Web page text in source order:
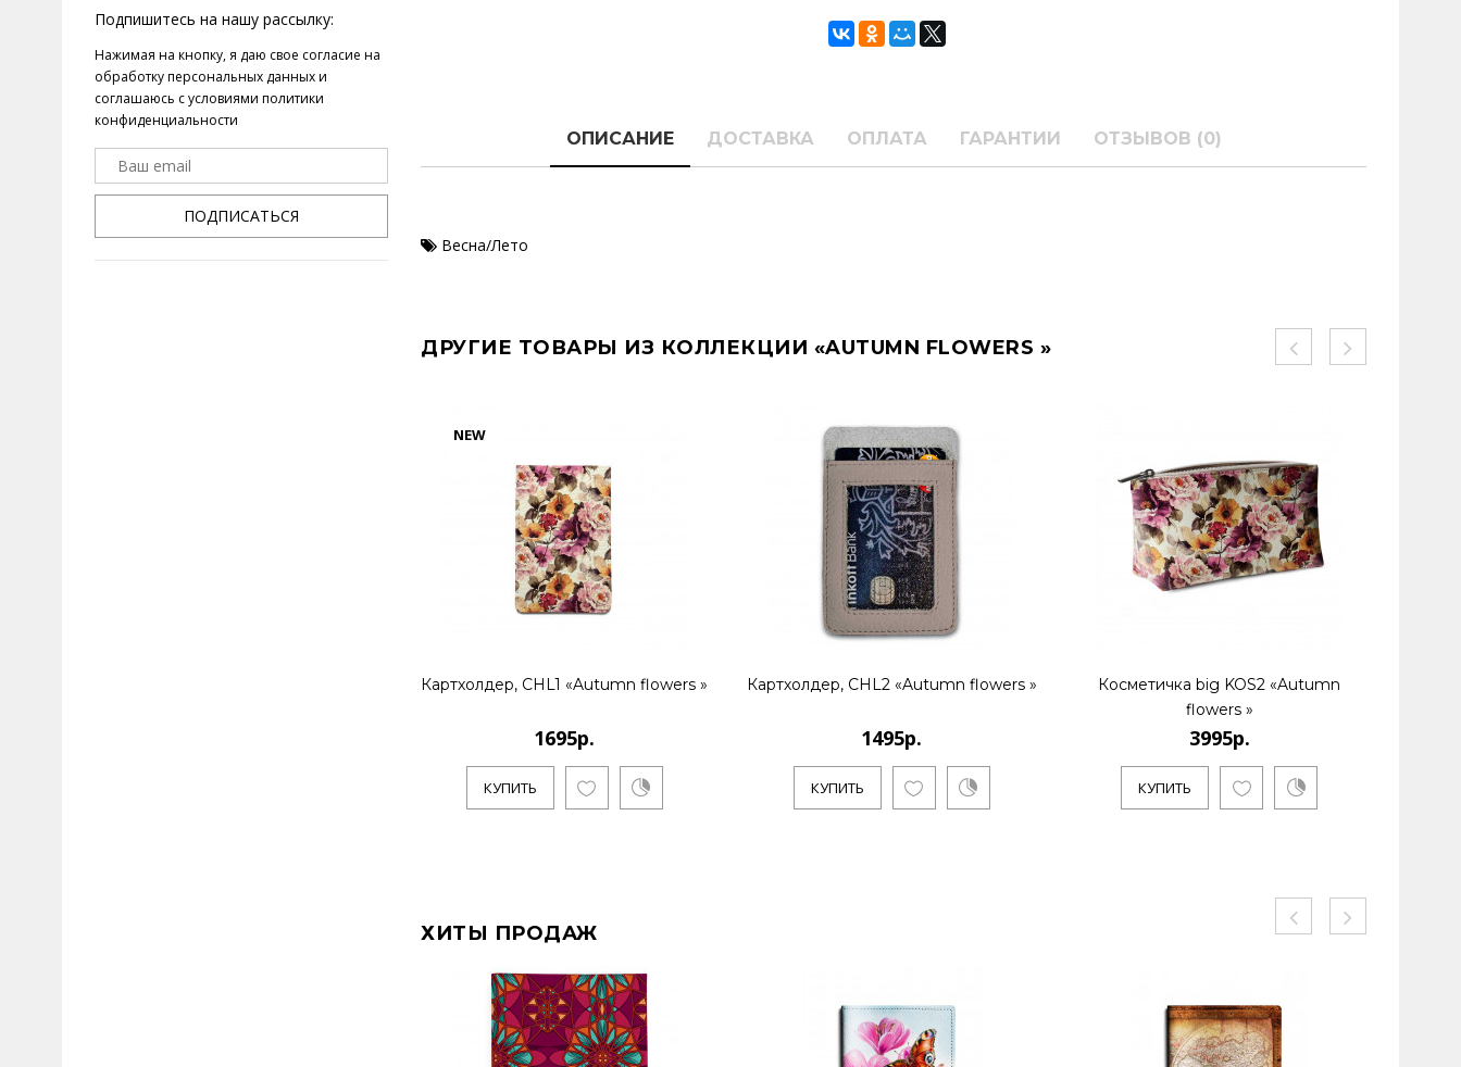
Подпишитесь на нашу рассылку:
Нажимая на кнопку, я даю свое согласие на
обработку персональных данныхи
соглашаюсь с условиями политики
конфиденциальности
ПОДПИСАТЬСЯ
ОПИСАНИЕ ДОСТАВКА ОПЛАТА ГАРАНТИИ ОТЗЫВОВ (0)
Весна/Лето
ДРУГИЕ ТОВАРЫ ИЗ КОЛЛЕКЦИИ «AUTUMN FLOWERS »
NEW
Картхолдер, CHL1 «Autumn flowers »
1695р.
КУПИТЬ
Картхолдер, CHL2 «Autumn flowers »
1495р.
КУПИТЬ
Косметичка big KOS2 «Autumn
flowers »
3995р.
КУПИТЬ
ХИТЫ ПРОДАЖ